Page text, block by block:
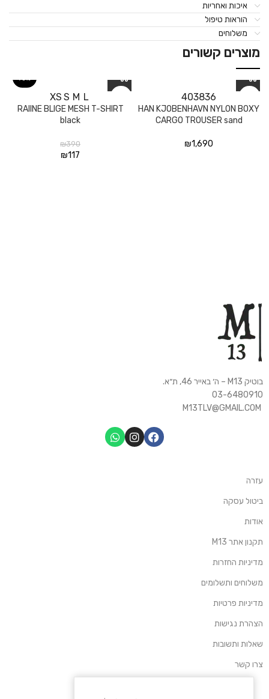
איכות ואחריות
הוראות טיפול
משלוחים
מוצרים קשורים
36
38
40
HAN KJOBENHAVN NYLON BOXY
CARGO TROUSER sand
₪1,690
L
M
S
XS
RAIINE BLIGE MESH T-SHIRT
black
₪390
₪117
בוטיק M13 – ה׳ באייר 46, ת״א.
03-6480910
עזרה
ביטול עסקה
אודות
תקנון אתר M13
מדיניות החזרות
משלוחים ותשלומים
מדיניות פרטיות
הצהרת נגישות
שאלות ותשובות
צרו קשר